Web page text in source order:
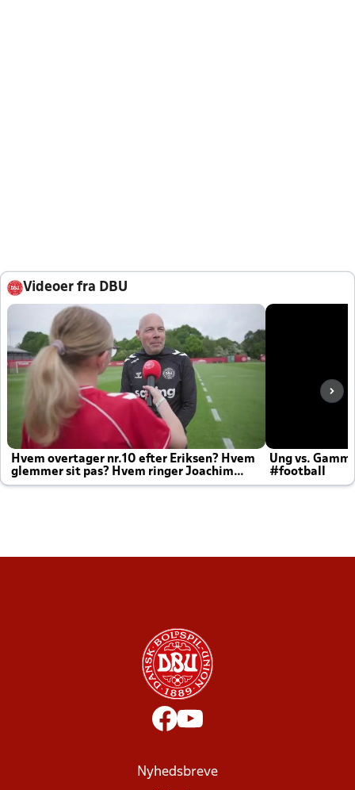
Videoer fra DBU
Hvem overtager nr.10 efter Eriksen? Hvem
glemmer sit pas? Hvem ringer Joachim
altid til efter kampe?
Ung vs.
#football
Nyhedsbreve